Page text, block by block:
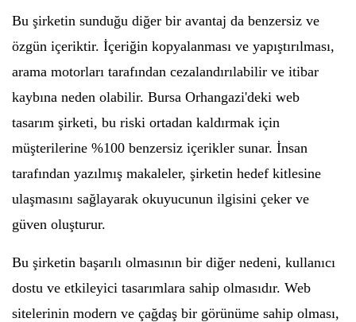
Bu şirketin sunduğu diğer bir avantaj da benzersiz ve
özgün içeriktir. İçeriğin kopyalanması ve yapıştırılması,
arama motorları tarafından cezalandırılabilir ve itibar
kaybına neden olabilir. Bursa Orhangazi'deki web
tasarım şirketi, bu riski ortadan kaldırmak için
müşterilerine %100 benzersiz içerikler sunar. İnsan
tarafından yazılmış makaleler, şirketin hedef kitlesine
ulaşmasını sağlayarak okuyucunun ilgisini çeker ve
güven oluşturur.
Bu şirketin başarılı olmasının bir diğer nedeni, kullanıcı
dostu ve etkileyici tasarımlara sahip olmasıdır. Web
sitelerinin modern ve çağdaş bir görünüme sahip olması,